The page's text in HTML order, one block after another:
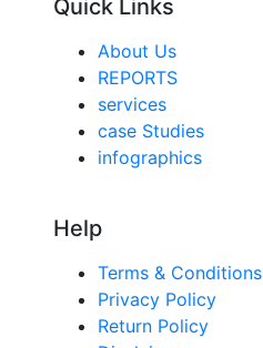
Quick Links
About Us
REPORTS
services
case Studies
infographics
Help
Terms & Conditions
Privacy Policy
Return Policy